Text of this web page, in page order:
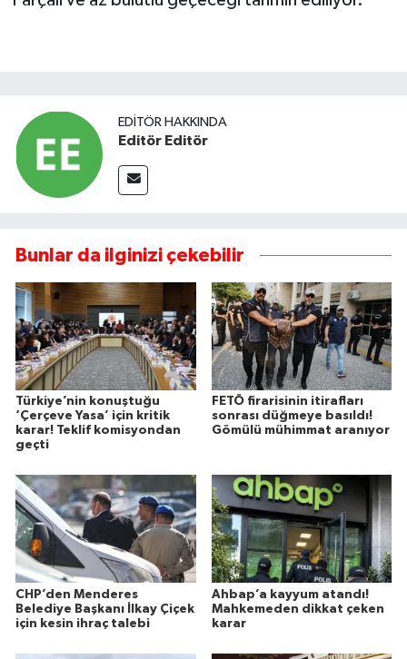
EDITÖR HAKKINDA
Editör Editör
Bunlar da ilginizi çekebilir
Türkiye’nin konuştuğu
‘Çerçeve Yasa’ için kritik
karar! Teklif komisyondan
geçti
FETÖ firarisinin itirafları
sonrası düğmeye basıldı!
Gömülü mühimmat aranıyor
CHP’den Menderes
Belediye Başkanı İlkay Çiçek
için kesin ihraç talebi
Ahbap’a kayyum atandı!
Mahkemeden dikkat çeken
karar